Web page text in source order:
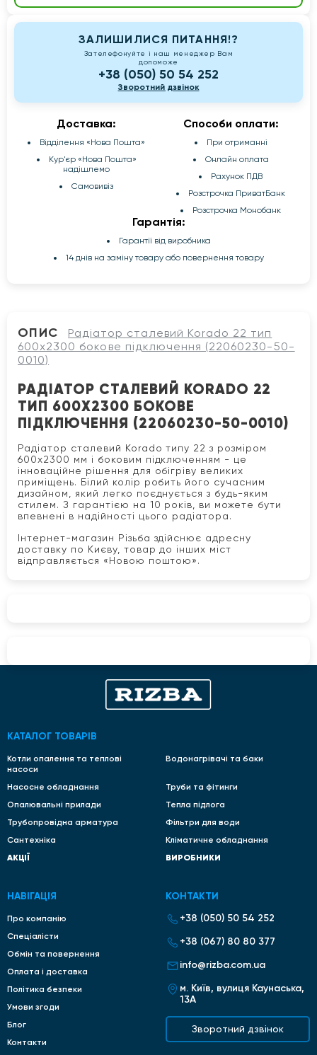
ЗАЛИШИЛИСЯ ПИТАННЯ!?
Зателефонуйте і наш менеджер Вам
допоможе
+38 (050) 50 54 252
Зворотний дзвінок
Доставка:
Відділення «Нова Пошта»
Кур'єр «Нова Пошта»
надішлемо
Самовивіз
Способи оплати:
При отриманні
Онлайн оплата
Рахунок ПДВ
Розстрочка ПриватБанк
Розстрочка Монобанк
Гарантія:
Гарантії від виробника
14 днів на заміну товару або повернення товару
ОПИС
Радіатор сталевий Korado 22 тип
600x2300 бокове підключення (22060230-50-
0010)
РАДІАТОР СТАЛЕВИЙ KORADO 22
ТИП 600X2300 БОКОВЕ
ПІДКЛЮЧЕННЯ (22060230-50-0010)
Радіатор сталевий Korado типу 22 з розміром
600x2300 мм і боковим підключенням - це
інноваційне рішення для обігріву великих
приміщень. Білий колір робить його сучасним
дизайном, який легко поєднується з будь-яким
стилем. З гарантією на 10 років, ви можете бути
впевнені в надійності цього радіатора.
Інтернет-магазин Різьба здійснює адресну
доставку по Києву, товар до інших міст
відправляється «Новою поштою».
КАТАЛОГ ТОВАРІВ
Котли опалення та теплові
насоси
Водонагрівачі та баки
Насосне обладнання
Труби та фітинги
Опалювальні прилади
Тепла підлога
Трубопровідна арматура
Фільтри для води
Сантехніка
Кліматичне обладнання
АКЦІЇ ВИРОБНИКИ
НАВІГАЦІЯ
Про компанію
Спеціалісти
Обмін та повернення
Оплата і доставка
Політика безпеки
Умови згоди
Блог
Контакти
КОНТАКТИ
+38 (050) 50 54 252
+38 (067) 80 80 377
info@rizba.com.ua
м. Київ, вулиця Каунаська,
13А
Зворотний дзвінок